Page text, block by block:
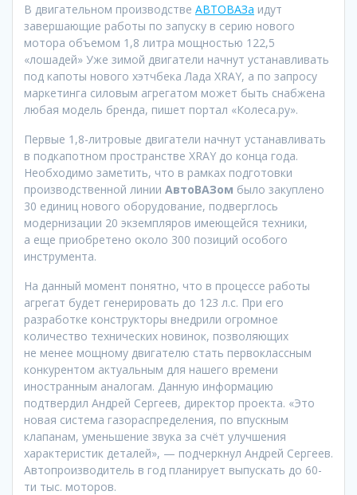
В двигательном производстве АВТОВАЗа идут
завершающие работы по запуску в серию нового
мотора объемом 1,8 литра мощностью 122,5
«лошадей» Уже зимой двигатели начнут устанавливать
под капоты нового хэтчбека Лада XRAY, а по запросу
маркетинга силовым агрегатом может быть снабжена
любая модель бренда, пишет портал «Колеса.ру».
Первые 1,8-литровые двигатели начнут устанавливать
в подкапотном пространстве XRAY до конца года.
Необходимо заметить, что в рамках подготовки
производственной линии АвтоВАЗом было закуплено
30 единиц нового оборудование, подверглось
модернизации 20 экземпляров имеющейся техники,
а еще приобретено около 300 позиций особого
инструмента.
На данный момент понятно, что в процессе работы
агрегат будет генерировать до 123 л.с. При его
разработке конструкторы внедрили огромное
количество технических новинок, позволяющих
не менее мощному двигателю стать первоклассным
конкурентом актуальным для нашего времени
иностранным аналогам. Данную информацию
подтвердил Андрей Сергеев, директор проекта. «Это
новая система газораспределения, по впускным
клапанам, уменьшение звука за счёт улучшения
характеристик деталей», — подчеркнул Андрей Сергеев.
Автопроизводитель в год планирует выпускать до 60-
ти тыс. моторов.